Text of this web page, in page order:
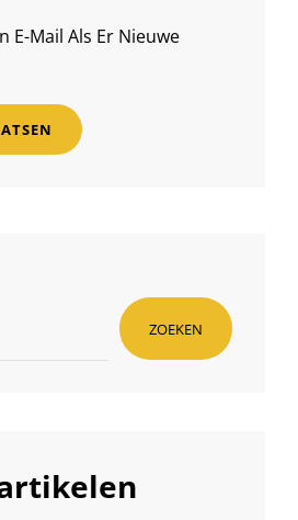
E-Mail Als Er Nieuwe
ZOEKEN